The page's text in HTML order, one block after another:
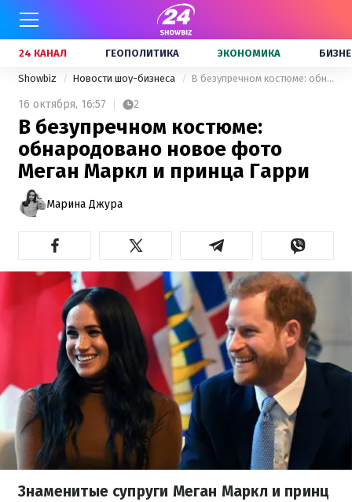
24 КАНАЛ ГЕОПОЛИТИКА ЭКОНОМИКА
Showbiz Новости шоу-бизнеса В безупречном костюме: обнародовано новое фото Меган Маркл и принца Гарри
16 октября, 16:57 2
В безупречном костюме:
обнародовано новое фото
Меган Маркл и принца Гарри
Марина Джура
Знаменитые супруги Меган Маркл и принц